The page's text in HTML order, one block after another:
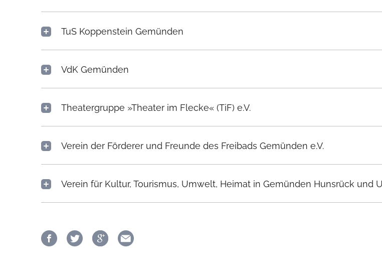
TuS Koppenstein Gemünden
VdK Gemünden
Theatergruppe »Theater im Flecke« (TiF) e.V.
Verein der Förderer und Freunde des Freibads Gemünden e.V.
Verein für Kultur, Tourismus, Umwelt, Heimat in Gemünden Hunsrück und